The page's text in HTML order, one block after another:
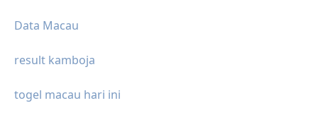
Data Macau
result kamboja
togel macau hari ini